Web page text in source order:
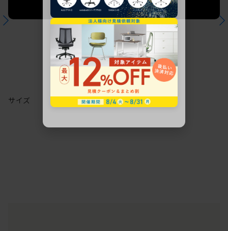
法人限定 お見積り
ご希望に応じて承ります。
サイズ